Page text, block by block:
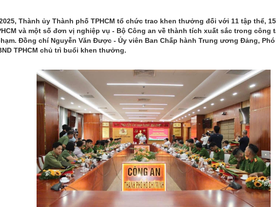
Thành ủy Thành phố TPHCM tổ chức trao khen thưởng đối với 11 tập thể,
và một số đơn vị nghiệp vụ - Bộ Công an về thành tích xuất sắc trong công
Đồng chí Nguyễn Văn Được - Ủy viên Ban Chấp hành Trung ương Đảng,
TPHCM chủ trì buổi khen thưởng.